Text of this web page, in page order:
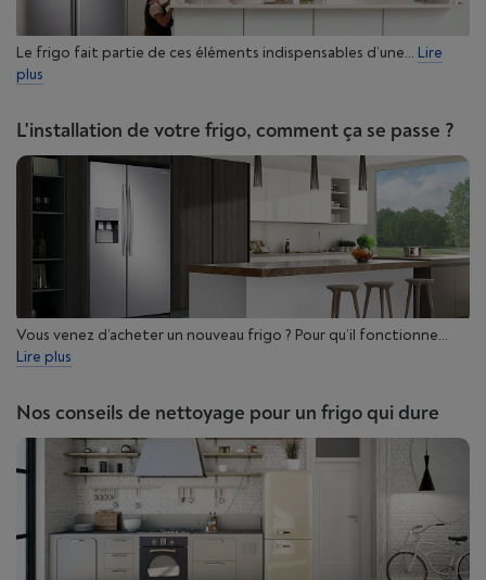
Le frigo fait partie de ces éléments indispensables d’une... Lire
plus
L'installation de votre frigo, comment ça se passe ?
Vous venez d’acheter un nouveau frigo ? Pour qu’il fonctionne...
Lire plus
Nos conseils de nettoyage pour un frigo qui dure